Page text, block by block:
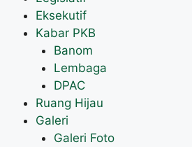
Eksekutif
Kabar PKB
Banom
Lembaga
DPAC
Ruang Hijau
Galeri
Galeri Foto